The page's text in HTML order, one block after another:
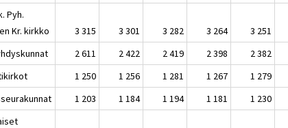
Pyh.
Kr. kirkko
3 315 3 301 3 282 3 264
3 251
2 611 2 422 2 419 2 398
2 382
1 250 1 256 1 281 1 267
1 279
1 203 1 184 1 194 1 181
1 230